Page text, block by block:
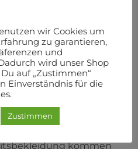
Mit POLY SHEEN
unter den Mettler-
Nähfaden ist nicht nur
sondern lässt sich durch
einsetzen:
Textilien wie
kommen
wir Cookies um
zu garantieren,
und
wird unser Shop
auf „Zustimmen“
Einverständnis für die
Zustimmen